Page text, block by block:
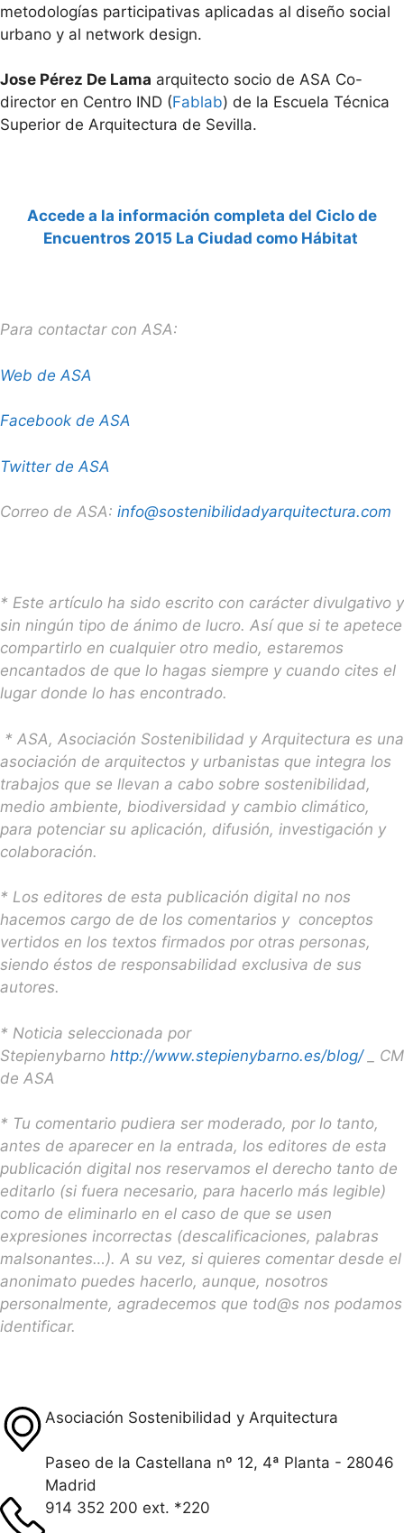
metodologías participativas aplicadas al diseño social
urbano y al network design.
Jose Pérez De Lama arquitecto socio de ASA Co-
director en Centro IND (Fablab) de la Escuela Técnica
Superior de Arquitectura de Sevilla.
Accede a la información completa del Ciclo de
Encuentros 2015 La Ciudad como Hábitat
Para contactar con ASA:
Web de ASA
Facebook de ASA
Twitter de ASA
Correo de ASA: info@sostenibilidadyarquitectura.com
* Este artículo ha sido escrito con carácter divulgativo y
sin ningún tipo de ánimo de lucro. Así que si te apetece
compartirlo en cualquier otro medio, estaremos
encantados de que lo hagas siempre y cuando cites el
lugar donde lo has encontrado.
* ASA, Asociación Sostenibilidad y Arquitectura es una
asociación de arquitectos y urbanistas que integra los
trabajos que se llevan a cabo sobre sostenibilidad,
medio ambiente, biodiversidad y cambio climático,
para potenciar su aplicación, difusión, investigación y
colaboración.
* Los editores de esta publicación digital no nos
hacemos cargo de de los comentarios y conceptos
vertidos en los textos firmados por otras personas,
siendo éstos de responsabilidad exclusiva de sus
autores.
* Noticia seleccionada por
Stepienybarno http://www.stepienybarno.es/blog/
_ CM
de ASA
* Tu comentario pudiera ser moderado, por lo tanto,
antes de aparecer en la entrada, los editores de esta
publicación digital nos reservamos el derecho tanto de
editarlo (si fuera necesario, para hacerlo más legible)
como de eliminarlo en el caso de que se usen
expresiones incorrectas (descalificaciones, palabras
malsonantes…). A su vez, si quieres comentar desde el
anonimato puedes hacerlo, aunque, nosotros
personalmente, agradecemos que tod@s nos podamos
identificar.
Asociación Sostenibilidad y Arquitectura
Paseo de la Castellana nº 12, 4ª Planta - 28046
Madrid
914 352 200 ext. *220